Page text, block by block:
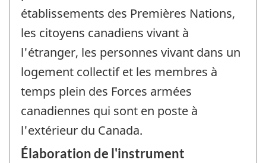
établissements des Premières Nations,
les citoyens canadiens vivant à
l'étranger, les personnes vivant dans un
logement collectif et les membres à
temps plein des Forces armées
canadiennes qui sont en poste à
l'extérieur du Canada.
Élaboration de l'instrument